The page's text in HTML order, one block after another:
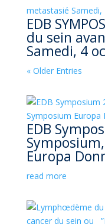
EDB
du sein
Samedi, 4
« Older Entries
EDB
Europa
read more